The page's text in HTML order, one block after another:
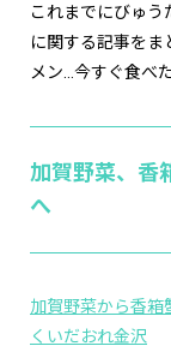
これまでにびゅ
に関する記事を
メン…今すぐ食べ
加賀野菜、香
へ
加賀野菜から香箱
くいだおれ金沢